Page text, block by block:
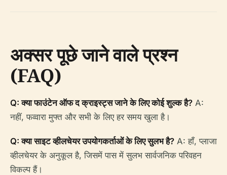
अक्सर पूछे जाने वाले प्रश्न
(FAQ)
Q: क्या फाउंटेन ऑफ द क्राइस्ट्स जाने के लिए कोई शुल्क है? A:
नहीं, फव्वारा मुफ्त और सभी के लिए हर समय खुला है।
Q: क्या साइट व्हीलचेयर उपयोगकर्ताओं के लिए सुलभ है? A: हाँ, प्लाजा
व्हीलचेयर के अनुकूल है, जिसमें पास में सुलभ सार्वजनिक परिवहन
विकल्प हैं।